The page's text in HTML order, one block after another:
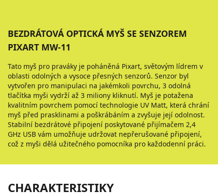
BEZDRÁTOVÁ OPTICKÁ MYŠ SE SENZOREM
PIXART MW-11
Tato myš pro praváky je poháněná Pixart, světovým lídrem v
oblasti odolných a vysoce přesných senzorů. Senzor byl
vytvořen pro manipulaci na jakémkoli povrchu, 3 odolná
tlačítka myši vydrží až 3 miliony kliknutí. Myš je potažena
kvalitním povrchem pomocí technologie UV Matt, která chrání
myš před prasklinami a poškrábáním a zvyšuje její odolnost.
Stabilní bezdrátové připojení poskytované přijímačem 2,4
GHz USB vám umožňuje udržovat nepřerušované připojení,
což z myši dělá užitečného pomocníka pro každodenní práci.
CHARAKTERISTIKY